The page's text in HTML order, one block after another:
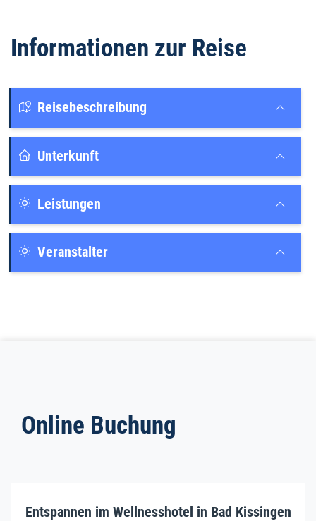
Informationen zur Reise
Reisebeschreibung
Unterkunft
Leistungen
Veranstalter
Online Buchung
Entspannen im Wellnesshotel in Bad Kissingen